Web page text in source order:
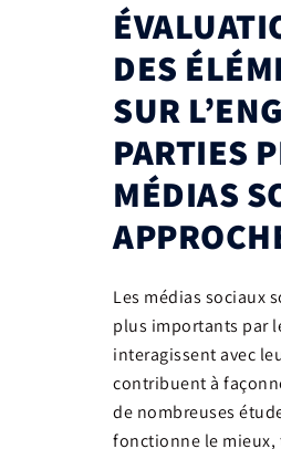
DES
SUR
PARTIES
MÉDIAS
Les médias sociaux
plus importants par
interagissent avec
contribuent à
de nombreuses
fonctionne le mieux,